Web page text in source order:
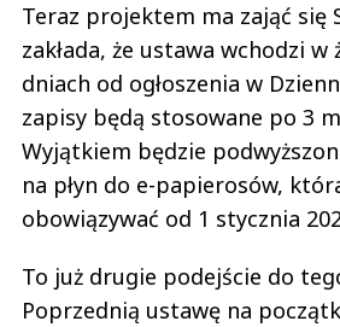
Teraz projektem ma zająć się
zakłada, że ustawa wchodzi w
dniach od ogłoszenia w
zapisy będą stosowane po 3
Wyjątkiem będzie
na płyn do e-papierosów,
obowiązywać od 1 stycznia
To już drugie podejście do
Poprzednią ustawę na